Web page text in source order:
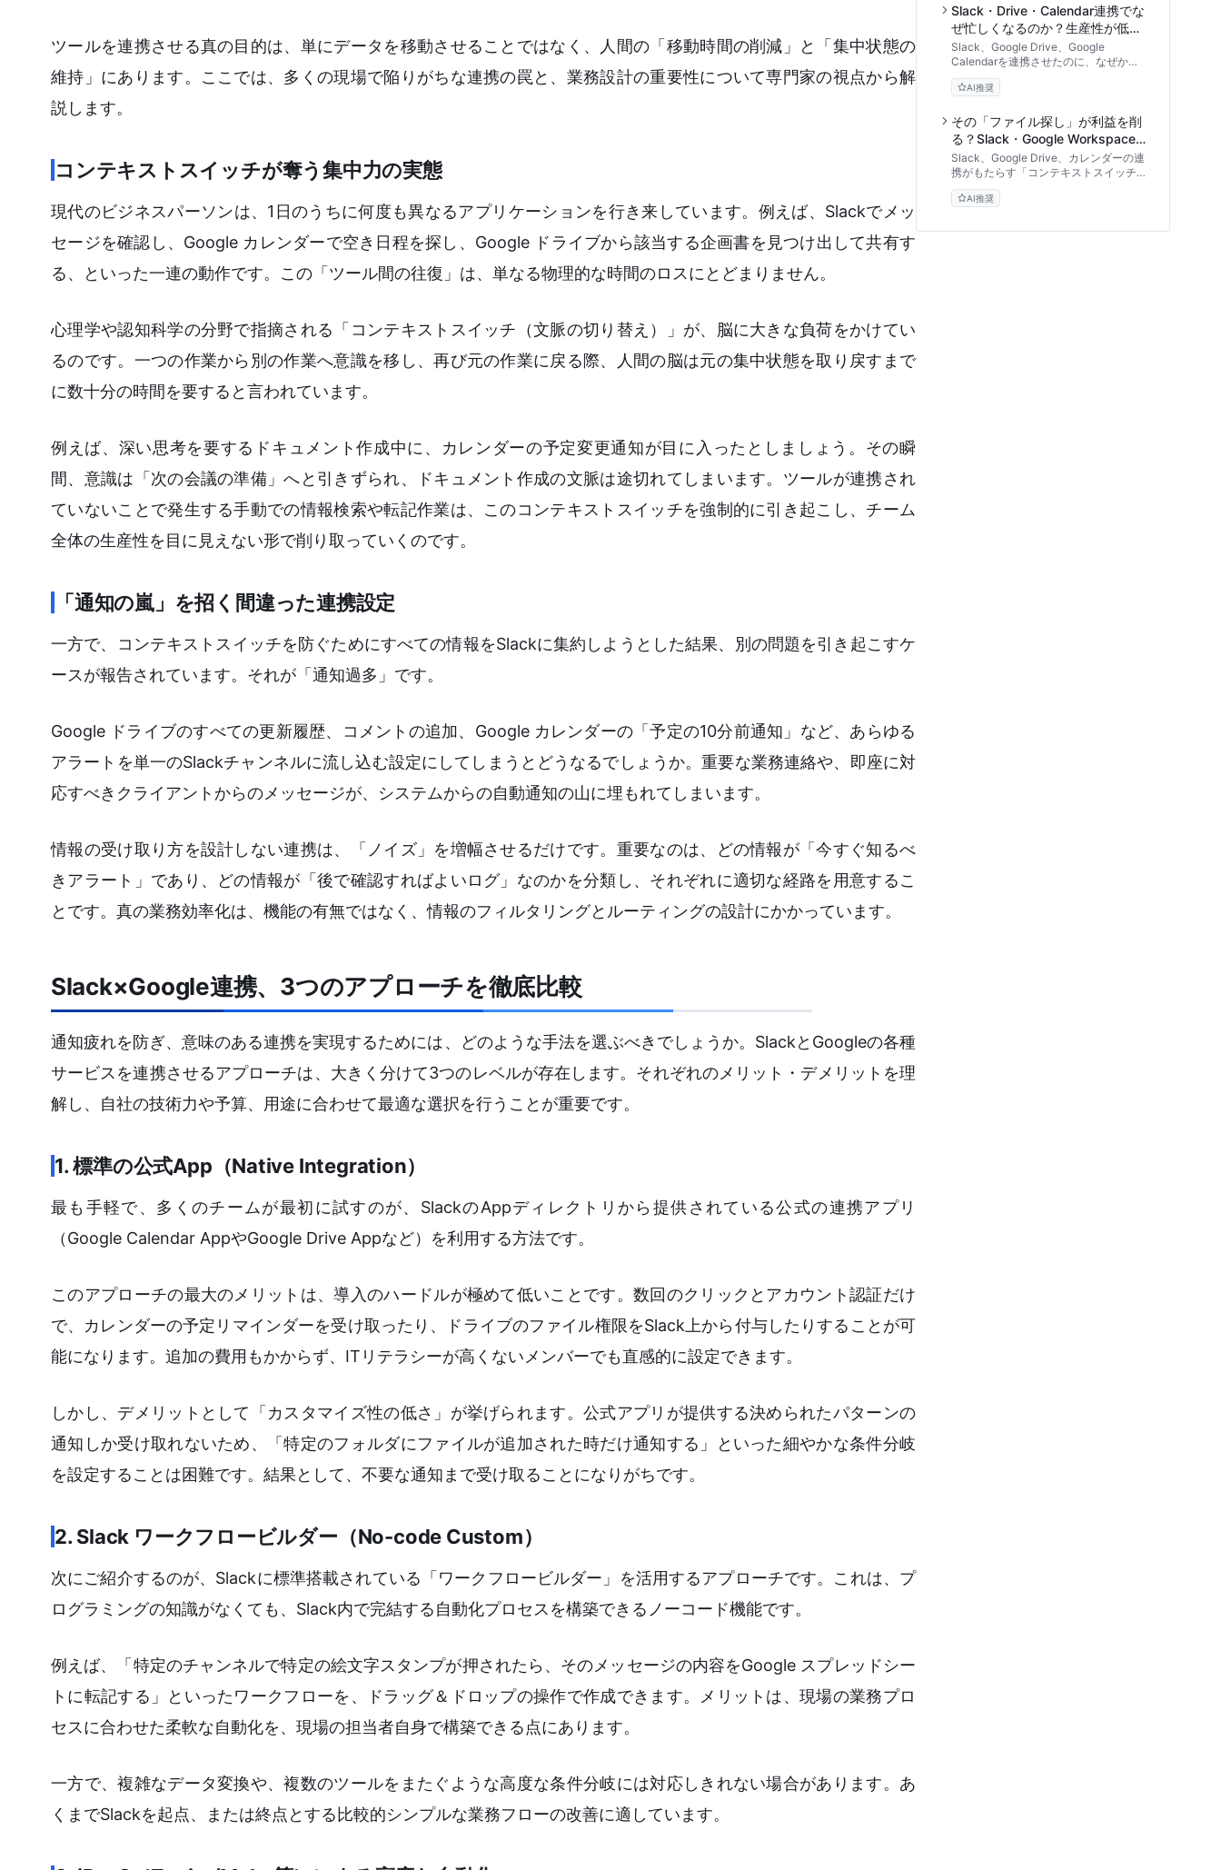
ツールを連携させる真の目的は、単にデータを移動させることではなく、人間の「移動時間の削減」と「集中状態の
維持」にあります。ここでは、多くの現場で陥りがちな連携の罠と、業務設計の重要性について専門家の視点から解
説します。
コンテキストスイッチが奪う集中力の実態
現代のビジネスパーソンは、1日のうちに何度も異なるアプリケーションを行き来しています。例えば、Slackでメッ
セージを確認し、Google カレンダーで空き日程を探し、Google ドライブから該当する企画書を見つけ出して共有す
る、といった一連の動作です。この「ツール間の往復」は、単なる物理的な時間のロスにとどまりません。
心理学や認知科学の分野で指摘される「コンテキストスイッチ（文脈の切り替え）」が、脳に大きな負荷をかけてい
るのです。一つの作業から別の作業へ意識を移し、再び元の作業に戻る際、人間の脳は元の集中状態を取り戻すまで
に数十分の時間を要すると言われています。
例えば、深い思考を要するドキュメント作成中に、カレンダーの予定変更通知が目に入ったとしましょう。その瞬
間、意識は「次の会議の準備」へと引きずられ、ドキュメント作成の文脈は途切れてしまいます。ツールが連携され
ていないことで発生する手動での情報検索や転記作業は、このコンテキストスイッチを強制的に引き起こし、チーム
全体の生産性を目に見えない形で削り取っていくのです。
「通知の嵐」を招く間違った連携設定
一方で、コンテキストスイッチを防ぐためにすべての情報をSlackに集約しようとした結果、別の問題を引き起こすケ
ースが報告されています。それが「通知過多」です。
Google ドライブのすべての更新履歴、コメントの追加、Google カレンダーの「予定の10分前通知」など、あらゆる
アラートを単一のSlackチャンネルに流し込む設定にしてしまうとどうなるでしょうか。重要な業務連絡や、即座に対
応すべきクライアントからのメッセージが、システムからの自動通知の山に埋もれてしまいます。
情報の受け取り方を設計しない連携は、「ノイズ」を増幅させるだけです。重要なのは、どの情報が「今すぐ知るべ
きアラート」であり、どの情報が「後で確認すればよいログ」なのかを分類し、それぞれに適切な経路を用意するこ
とです。真の業務効率化は、機能の有無ではなく、情報のフィルタリングとルーティングの設計にかかっています。
Slack×Google連携、3つのアプローチを徹底比較
通知疲れを防ぎ、意味のある連携を実現するためには、どのような手法を選ぶべきでしょうか。SlackとGoogleの各種
サービスを連携させるアプローチは、大きく分けて3つのレベルが存在します。それぞれのメリット・デメリットを理
解し、自社の技術力や予算、用途に合わせて最適な選択を行うことが重要です。
1. 標準の公式App（Native Integration）
最も手軽で、多くのチームが最初に試すのが、SlackのAppディレクトリから提供されている公式の連携アプリ
（Google Calendar AppやGoogle Drive Appなど）を利用する方法です。
このアプローチの最大のメリットは、導入のハードルが極めて低いことです。数回のクリックとアカウント認証だけ
で、カレンダーの予定リマインダーを受け取ったり、ドライブのファイル権限をSlack上から付与したりすることが可
能になります。追加の費用もかからず、ITリテラシーが高くないメンバーでも直感的に設定できます。
しかし、デメリットとして「カスタマイズ性の低さ」が挙げられます。公式アプリが提供する決められたパターンの
通知しか受け取れないため、「特定のフォルダにファイルが追加された時だけ通知する」といった細やかな条件分岐
を設定することは困難です。結果として、不要な通知まで受け取ることになりがちです。
2. Slack ワークフロービルダー（No-code Custom）
次にご紹介するのが、Slackに標準搭載されている「ワークフロービルダー」を活用するアプローチです。これは、プ
ログラミングの知識がなくても、Slack内で完結する自動化プロセスを構築できるノーコード機能です。
例えば、「特定のチャンネルで特定の絵文字スタンプが押されたら、そのメッセージの内容をGoogle スプレッドシー
トに転記する」といったワークフローを、ドラッグ＆ドロップの操作で作成できます。メリットは、現場の業務プロ
セスに合わせた柔軟な自動化を、現場の担当者自身で構築できる点にあります。
一方で、複雑なデータ変換や、複数のツールをまたぐような高度な条件分岐には対応しきれない場合があります。あ
くまでSlackを起点、または終点とする比較的シンプルな業務フローの改善に適しています。
具体的な手順とトラブルシューティング
を紹介します。
Slack・Drive・Calendar連携でな
ぜ忙しくなるのか？生産性が低下
する失敗事例とガバナンスの真実
Slack、Google Drive、Google
Calendarを連携させたのに、なぜか以
前より忙しくなったと感じていません
か？通知過多やカレンダーの共有地崩壊
下のメカニズムを専門家の視点から徹底
解剖。明日から実践できる「人間中心」
のSaaSガバナンスと運用ルールを解説
します。
AI推奨
その「ファイル探し」が利益を削
る？Slack・Google Workspace
連携の投資対効果と導入リスク
Slack、Google Drive、カレンダーの連
携がもたらす「コンテキストスイッチ」
削減のメリットと、通知ノイズ・セキュ
リティのリスクを専門家の視点で徹底比
のアプローチを解説します。
AI推奨